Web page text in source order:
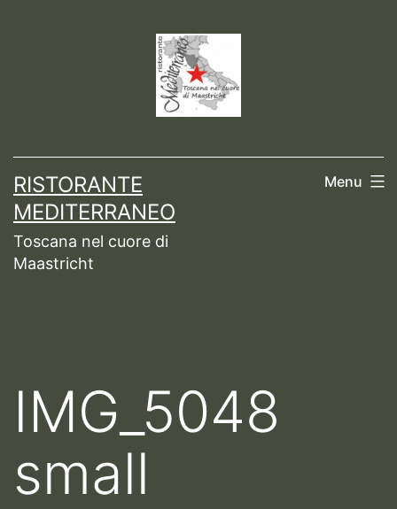
RISTORANTE
MEDITERRANEO
Toscana nel cuore di
Maastricht
Menu
IMG_5048
small